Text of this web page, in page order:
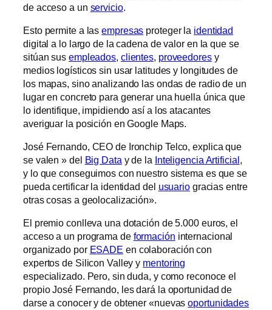
de acceso a un servicio.
Esto permite a lasempresas proteger la identidad
digital a lo largo de la cadena de valor en la que se
sitúan sus empleados, clientes, proveedoresy
medios logísticos sin usar latitudes y longitudes de
los mapas, sino analizando las ondas de radio de un
lugar en concreto para generar una huella única que
lo identifique, impidiendo así a los atacantes
averiguar la posición en Google Maps.
José Fernando, CEO de Ironchip Telco, explica que
se valen » del Big Data y de la Inteligencia Artificial,
y lo que conseguimos con nuestro sistema es que se
pueda certificar la identidad del usuariogracias entre
otras cosas a geolocalización».
El premio conlleva una dotación de 5.000 euros, el
acceso a un programa de formación internacional
organizado por ESADE en colaboración con
expertos de Silicon Valley y mentoring
especializado. Pero, sin duda, y como reconoce el
propio José Fernando, les dará la oportunidad de
darse a conocer y de obtener «nuevasoportunidades